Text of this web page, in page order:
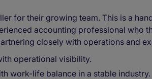
for their growing team. This is a
accounting professional who
closely with operations and
operational visibility.
work-life balance in a stable industry.